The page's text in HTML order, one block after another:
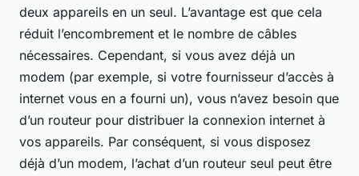
deux appareils en un seul. L’avantage est que cela
réduit l’encombrement et le nombre de câbles
nécessaires. Cependant, si vous avez déjà un
modem (par exemple, si votre fournisseur d’accès à
internet vous en a fourni un), vous n’avez besoin que
d’un routeur pour distribuer la connexion internet à
vos appareils. Par conséquent, si vous disposez
déjà d’un modem, l’achat d’un routeur seul peut être